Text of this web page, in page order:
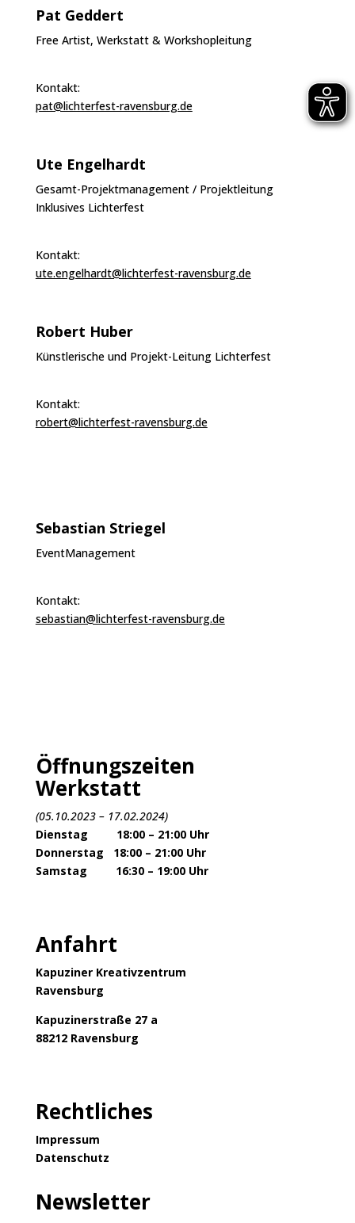
Pat Geddert
Free Artist, Werkstatt & Workshopleitung
Kontakt:
pat@lichterfest-ravensburg.de
Ute Engelhardt
Gesamt-Projektmanagement / Projektleitung
Inklusives Lichterfest
Kontakt:
ute.engelhardt@lichterfest-ravensburg.de
Robert Huber
Künstlerische und Projekt-Leitung Lichterfest
Kontakt:
robert@lichterfest-ravensburg.de
Sebastian Striegel
EventManagement
Kontakt:
sebastian@lichterfest-ravensburg.de
Öffnungszeiten
Werkstatt
(05.10.2023 – 17.02.2024)
Dienstag 18:00 – 21:00 Uhr
Donnerstag 18:00 – 21:00 Uhr
Samstag 16:30 – 19:00 Uhr
Anfahrt
Kapuziner Kreativzentrum
Ravensburg
Kapuzinerstraße 27 a
88212 Ravensburg
Rechtliches
Impressum
Datenschutz
Newsletter